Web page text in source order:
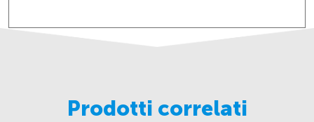
Prodotti correlati